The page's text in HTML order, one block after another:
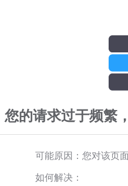
您的请求过于频繁
可能原因：您对该页
如何解决：